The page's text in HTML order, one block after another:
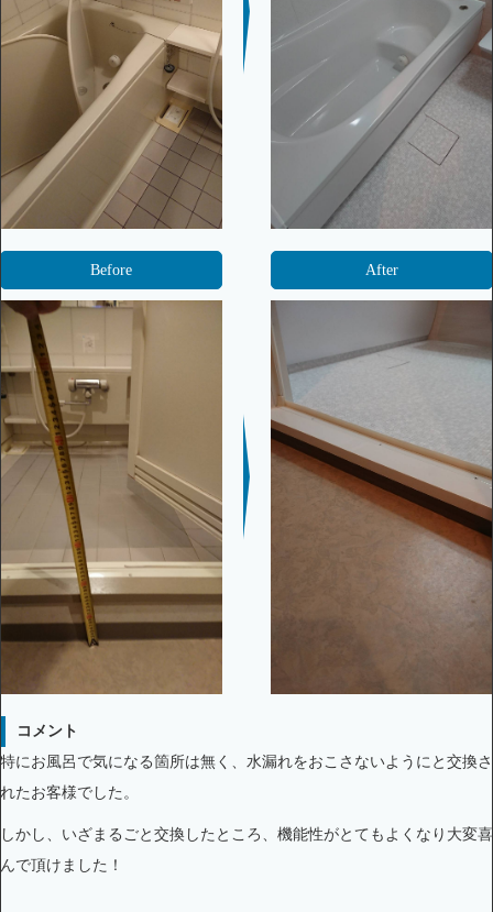
Before After
コメント
特にお風呂で気になる箇所は無く、水漏れをおこさないようにと交換さ
れたお客様でした。
しかし、いざまるごと交換したところ、機能性がとてもよくなり大変喜
んで頂けました！